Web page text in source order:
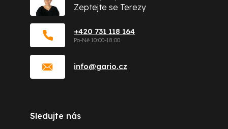
info@gario.cz
+420 731 118 164
Zeptejte se Terezy
Sledujte nás